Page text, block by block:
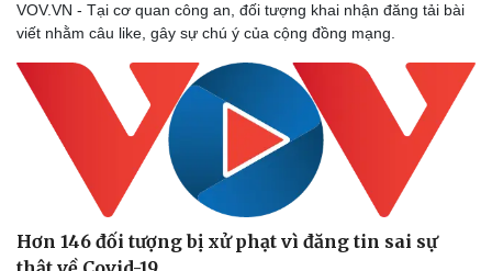
VOV.VN - Tại cơ quan công an, đối tượng khai nhận đăng tải bài
viết nhằm câu like, gây sự chú ý của cộng đồng mạng.
Hơn 146 đối tượng bị xử phạt vì đăng tin sai sự